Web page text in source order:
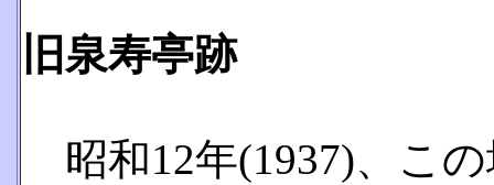
旧泉寿亭跡
昭和12年(1937)、こ